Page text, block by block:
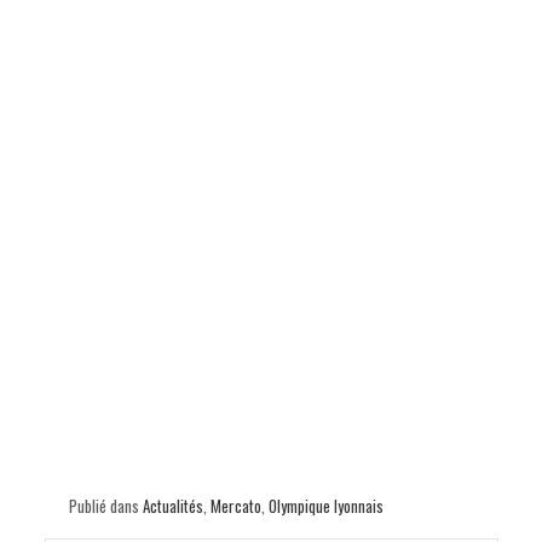
Publié dans Actualités, Mercato, Olympique lyonnais